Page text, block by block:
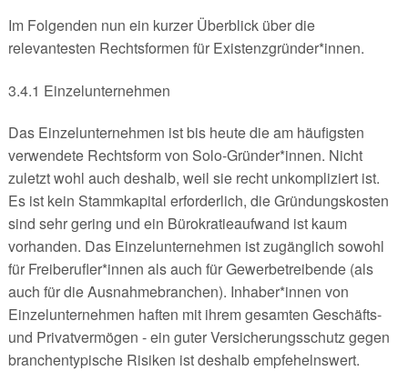
Im Folgenden nun ein kurzer Überblick über die
relevantesten Rechtsformen für Existenzgründer*innen.
3.4.1 Einzelunternehmen
Das Einzelunternehmen ist bis heute die am häufigsten
verwendete Rechtsform von Solo-Gründer*innen. Nicht
zuletzt wohl auch deshalb, weil sie recht unkompliziert ist.
Es ist kein Stammkapital erforderlich, die Gründungskosten
sind sehr gering und ein Bürokratieaufwand ist kaum
vorhanden. Das Einzelunternehmen ist zugänglich sowohl
für Freiberufler*innen als auch für Gewerbetreibende (als
auch für die Ausnahmebranchen). Inhaber*innen von
Einzelunternehmen haften mit ihrem gesamten Geschäfts-
und Privatvermögen - ein guter Versicherungsschutz gegen
branchentypische Risiken ist deshalb empfehelnswert.